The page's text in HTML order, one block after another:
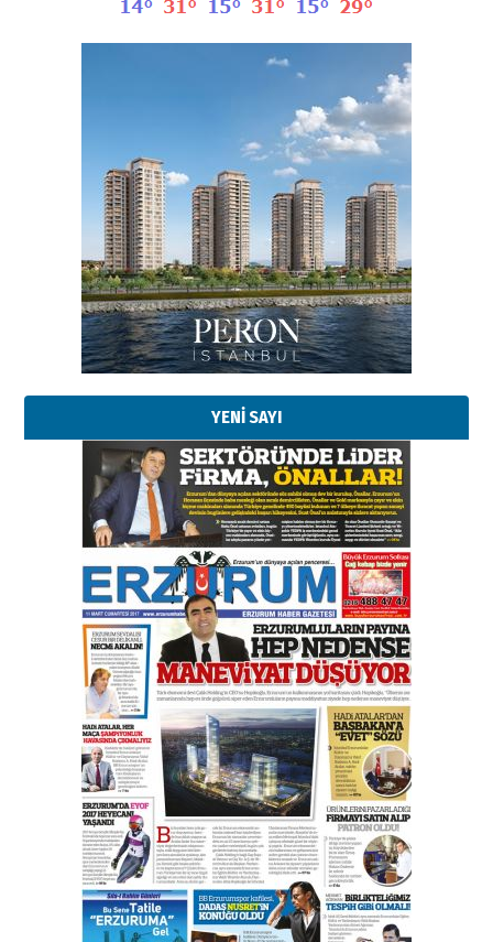
YENİ SAYI
Esat BİNDESEN
Başkan Sekmen’den Erzurum’a
bir vizyon proje daha!
02 Ağustos 2026 Pazar
Kadir SABUNCUOĞLU
Erzurumspor’un köşe taşları
29 Haziran 2026 Pazartesi
Kenan GÜLERCİ
Murat Şahsuvaroğlu ERKON’da
çıtayı yukarı taşırken,
yönetimdekiler aşağı
çekmemeli!
17 Şubat 2026 SalıOrhan BOZKURT
Bir fotoğraf, bir şehir, bir
gazeteci… Dizginler kimin
elinde?
31 Mart 2026 Salı
A. Berhan Yılmaz
BİR BÖLÜM DEĞİL, BİR ÖMÜR
SEÇİYORSUNUZ… “NEDEN
ATATÜRK ÜNİVERSİTESİ?”
28 Temmuz 2026 Salı
Ahmet Gökhan YAZICI
Ahmed Yesevi’den bir Alperen…
”Reisimiz” idi… Hakka yürüdü.!
26 Mart 2026 Perşembe
Cem Bakırcı
Ardında bıraktığı hatıralarıyla
gönül adamı Faruk Terzioğlu!
13 Mayıs 2026 Çarşamba